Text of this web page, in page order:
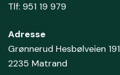
Tlf: 951 19 979
Adresse
Grønnerud Hesbølveien 191
2235 Matrand